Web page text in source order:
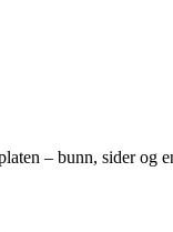
– bunn, sider og